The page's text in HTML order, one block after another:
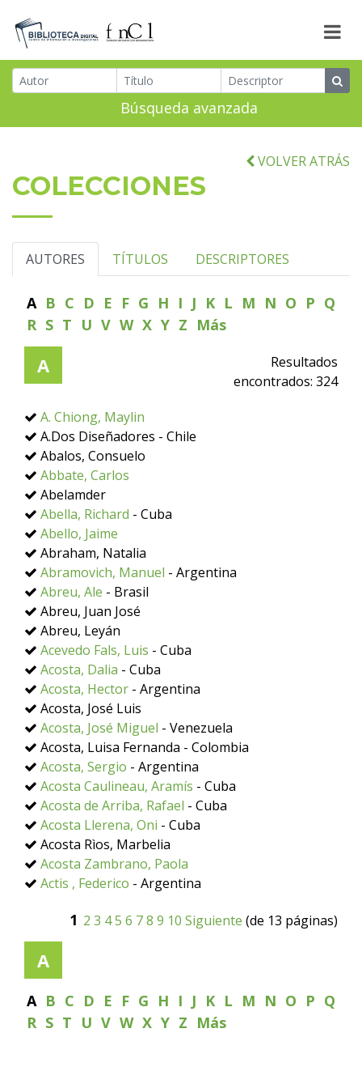
Búsqueda avanzada
VOLVER ATRÁS
COLECCIONES
AUTORES TÍTULOS DESCRIPTORES
A B C D E F G H I J K L M N O P Q
R S T U V W X Y Z Más
A
Resultados
encontrados: 324
A. Chiong, Maylin
A.Dos Diseñadores - Chile
Abalos, Consuelo
Abbate, Carlos
Abelamder
Abella, Richard - Cuba
Abello, Jaime
Abraham, Natalia
Abramovich, Manuel - Argentina
Abreu, Ale - Brasil
Abreu, Juan José
Abreu, Leyán
Acevedo Fals, Luis - Cuba
Acosta, Dalia - Cuba
Acosta, Hector - Argentina
Acosta, José Luis
Acosta, José Miguel - Venezuela
Acosta, Luisa Fernanda - Colombia
Acosta, Sergio - Argentina
Acosta Caulineau, Aramís - Cuba
Acosta de Arriba, Rafael - Cuba
Acosta Llerena, Oni - Cuba
Acosta Rìos, Marbelia
Acosta Zambrano, Paola
Actis , Federico - Argentina
1 2 3 45 6 78 9 10 Siguiente (de 13 páginas)
A
A B C D E F G H I J K L M N O P Q
R S T U V W X Y Z Más